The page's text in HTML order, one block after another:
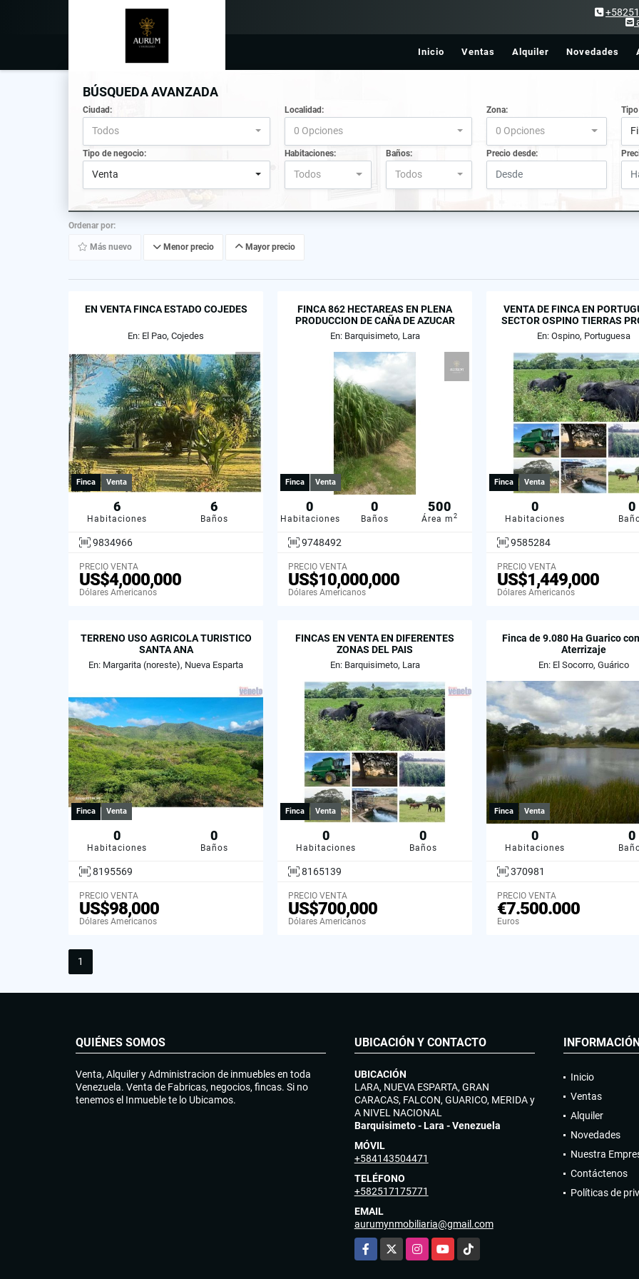
Inicio Ventas Alquiler Novedades
BÚSQUEDA AVANZADA
Ciudad:
Todos
Localidad:
0 Opciones
Zona:
0 Opciones
Tipo de negocio:
Venta
Habitaciones:
Todos
Baños:
Todos
Precio desde:
Ordenar por:
Más nuevo Menor precio Mayor precio
EN VENTA FINCA ESTADO COJEDES
En: El Pao, Cojedes
Finca Venta
6
Habitaciones
6
Baños
9834966
PRECIO VENTA
US$4,000,000
Dólares Americanos
FINCA 862 HECTAREAS EN PLENA
PRODUCCION DE CAÑA DE AZUCAR
EN LARA
En: Barquisimeto, Lara
Finca Venta
0
Habitaciones
0
Baños
500
Área m 2
9748492
PRECIO VENTA
US$10,000,000
Dólares Americanos
VENTA DE FINCA EN
SECTOR OSPINO TIERRAS
En: Ospino, Portuguesa
Finca Venta
0
Habitaciones
0
9585284
PRECIO VENTA
US$1,449,000
Dólares Americanos
TERRENO USO AGRICOLA TURISTICO
SANTA ANA
En: Margarita (noreste), Nueva Esparta
Finca Venta
0
Habitaciones
0
Baños
8195569
PRECIO VENTA
US$98,000
Dólares Americanos
FINCAS EN VENTA EN DIFERENTES
ZONAS DEL PAIS
En: Barquisimeto, Lara
Finca Venta
0
Habitaciones
0
Baños
8165139
PRECIO VENTA
US$700,000
Dólares Americanos
Finca de 9.080 Ha Guarico
Aterrizaje
En: El Socorro, Guárico
Finca Venta
0
Habitaciones
0
370981
PRECIO VENTA
€7.500.000
Euros
1
QUIÉNES SOMOS
Venta, Alquiler y Administracion de inmuebles en toda
Venezuela. Venta de Fabricas, negocios, fincas. Si no
tenemos el Inmueble te lo Ubicamos.
UBICACIÓN Y CONTACTO
UBICACIÓN
LARA, NUEVA ESPARTA, GRAN
CARACAS, FALCON, GUARICO, MERIDA y
A NIVEL NACIONAL
Barquisimeto - Lara - Venezuela
MÓVIL
+584143504471
TELÉFONO
+582517175771
EMAIL
aurumynmobiliaria@gmail.com
Facebook
InstagramYouTubeTikTok
Inicio
Ventas
Alquiler
Novedades
Nuestra
Contáctenos
Políticas de